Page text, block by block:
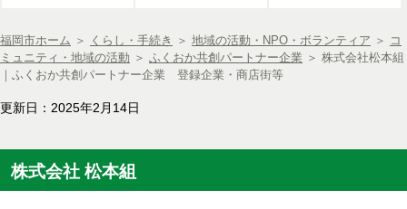
福岡市ホーム ＞ くらし・手続き ＞ 地域の活動・NPO・ボランティア ＞ コ
ミュニティ・地域の活動 ＞ ふくおか共創パートナー企業 ＞ 株式会社松本組
｜ふくおか共創パートナー企業 登録企業・商店街等
更新日：2025年2月14日
株式会社 松本組